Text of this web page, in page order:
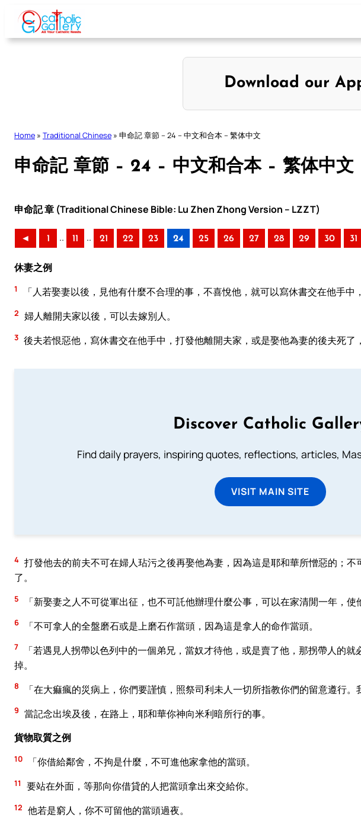
Skip
content
Download our
Home » Traditional Chinese » 申命記 章節 – 24 – 中文和合本 – 繁体中文
申命記 章節 – 24 – 中文和合本 – 繁体中文
申命記 章 (Traditional Chinese Bible: Lu Zhen Zhong Version – LZZT)
◄ 1 .. 11 .. 21 22 23 24 25 26 27 28 29 30 31
休妻之例
1 「人若娶妻以後，見他有什麼不合理的事，不喜悅他，就可以寫休書交在他手中
2 婦人離開夫家以後，可以去嫁別人。
3 後夫若恨惡他，寫休書交在他手中，打發他離開夫家，或是娶他為妻的後夫死了，
Discover Catholic
Find daily prayers, inspiring quotes, reflections, articles,
VISIT MAIN SITE
4 打發他去的前夫不可在婦人玷污之後再娶他為妻，因為這是耶和華所憎惡的；
了。
5 「新娶妻之人不可從軍出征，也不可託他辦理什麼公事，可以在家清閒一年，使
6 「不可拿人的全盤磨石或是上磨石作當頭，因為這是拿人的命作當頭。
7
「若遇見人拐帶以色列中的一個弟兄，當奴才待他，或是賣了他，那拐帶人的
掉。
8 「在大痲瘋的災病上，你們要謹慎，照祭司利未人一切所指教你們的留意遵行。
9 當記念出埃及後，在路上，耶和華你神向米利暗所行的事。
貨物取質之例
10 「你借給鄰舍，不拘是什麼，不可進他家拿他的當頭。
11 要站在外面，等那向你借貸的人把當頭拿出來交給你。
12 他若是窮人，你不可留他的當頭過夜。